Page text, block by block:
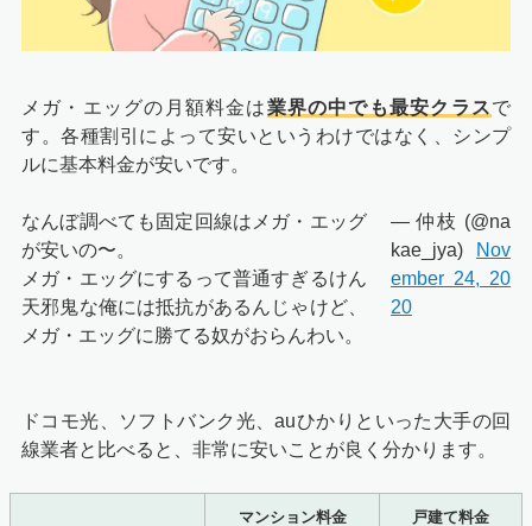
メガ・エッグの月額料金は業界の中でも最安クラスで
す。各種割引によって安いというわけではなく、シンプ
ルに基本料金が安いです。
なんぼ調べても固定回線はメガ・エッグ
が安いの〜。
メガ・エッグにするって普通すぎるけん
天邪鬼な俺には抵抗があるんじゃけど、
メガ・エッグに勝てる奴がおらんわい。
— 仲枝 (@na
kae_jya)
Nov
ember 24, 20
20
ドコモ光、ソフトバンク光、auひかりといった大手の回
線業者と比べると、非常に安いことが良く分かります。
マンション料金 戸建て料金